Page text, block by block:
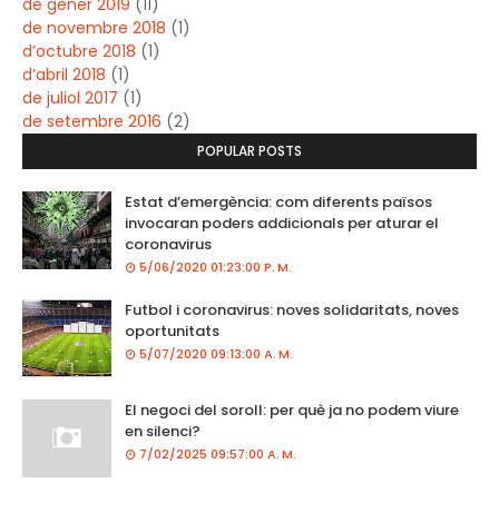
de gener 2019 (11)
de novembre 2018 (1)
d’octubre 2018 (1)
d’abril 2018 (1)
de juliol 2017 (1)
de setembre 2016 (2)
POPULAR POSTS
Estat d’emergència: com diferents països
invocaran poders addicionals per aturar el
coronavirus
5/06/2020 01:23:00 P. M.
Futbol i coronavirus: noves solidaritats, noves
oportunitats
5/07/2020 09:13:00 A. M.
El negoci del soroll: per què ja no podem viure
en silenci?
7/02/2025 09:57:00 A. M.